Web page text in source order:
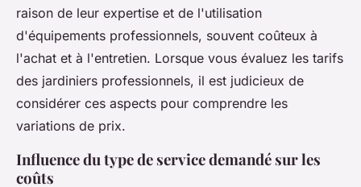
raison de leur expertise et de l'utilisation
d'équipements professionnels, souvent coûteux à
l'achat et à l'entretien. Lorsque vous évaluez les tarifs
des jardiniers professionnels, il est judicieux de
considérer ces aspects pour comprendre les
variations de prix.
Influence du type de service demandé sur les
coûts